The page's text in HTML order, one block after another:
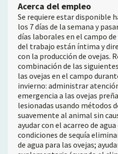
Acerca del empleo
Se requiere estar disponible
los 7 días de la semana y
días laborales en el campo
del trabajo están íntima y
con la producción de ovejas.
combinación de las
las ovejas en el campo
invierno: administrar
emergencia a las ovejas
lesionadas usando métodos
suavemente al animal sin
ayudar con el acarreo de
condiciones de sequía
de agua para las ovejas;